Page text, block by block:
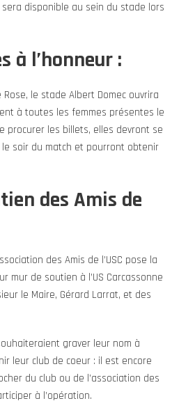
disponible au sein du stade lors
à l’honneur :
Rose, le stade Albert Domec ouvrira
à toutes les femmes présentes le
procurer les billets, elles devront se
soir du match et pourront obtenir
des Amis de
des Amis de l’USC pose la
mur de soutien à l’US Carcassonne
le Maire, Gérard Larrat, et des
graver leur nom à
leur club de coeur : il est encore
du club ou de l’association des
à l’opération.